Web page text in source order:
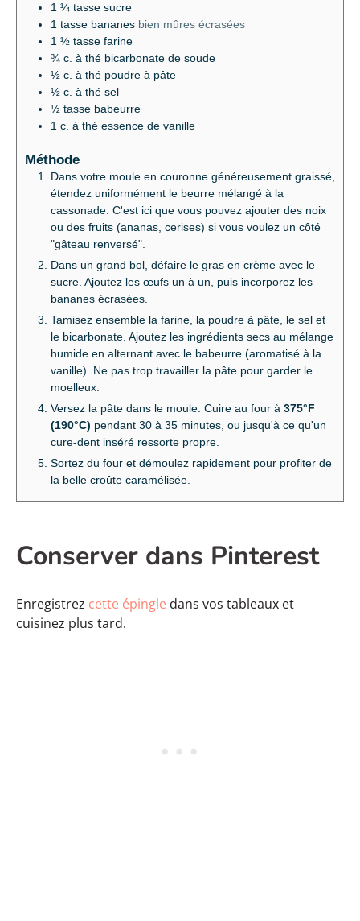
1 ¼ tasse sucre
1 tasse bananes bien mûres écrasées
1 ½ tasse farine
¾ c. à thé bicarbonate de soude
½ c. à thé poudre à pâte
½ c. à thé sel
½ tasse babeurre
1 c. à thé essence de vanille
Méthode
Dans votre moule en couronne généreusement graissé,
étendez uniformément le beurre mélangé à la
cassonade. C'est ici que vous pouvez ajouter des noix
ou des fruits (ananas, cerises) si vous voulez un côté
"gâteau renversé".
Dans un grand bol, défaire le gras en crème avec le
sucre. Ajoutez les œufs un à un, puis incorporez les
bananes écrasées.
Tamisez ensemble la farine, la poudre à pâte, le sel et
le bicarbonate. Ajoutez les ingrédients secs au mélange
humide en alternant avec le babeurre (aromatisé à la
vanille). Ne pas trop travailler la pâte pour garder le
moelleux.
Versez la pâte dans le moule. Cuire au four à 375°F
(190°C) pendant 30 à 35 minutes, ou jusqu'à ce qu'un
cure-dent inséré ressorte propre.
Sortez du four et démoulez rapidement pour profiter de
la belle croûte caramélisée.
Conserver dans Pinterest
Enregistrez cette épingle dans vos tableaux et
cuisinez plus tard.